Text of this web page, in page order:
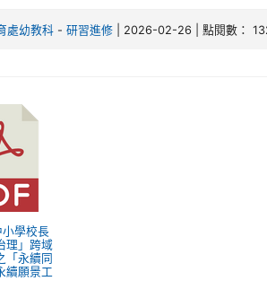
處幼教科 - 研習進修 | 2026-02-26 | 點閱數：
小學校長
理」跨域
「永續同
續願景工